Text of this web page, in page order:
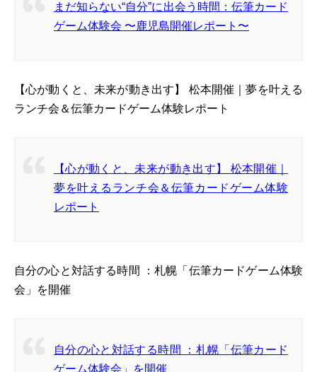
まだ知らない“自分”に出会う時間：伝筆カード
ゲーム体験会 〜鹿児島開催レポート〜
【心が動くと、未来が動き出す】 松本開催｜夢を叶える
ランチ会＆伝筆カードゲーム体験レポート
【心が動くと、未来が動き出す】 松本開催｜
夢を叶えるランチ会＆伝筆カードゲーム体験
レポート
自分の心と対話する時間 ：札幌「伝筆カードゲーム体験
会」を開催
自分の心と対話する時間 ：札幌「伝筆カード
ゲーム体験会」を開催